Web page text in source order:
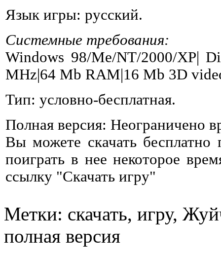
Язык игры: русский.
Системные требования:
Windows 98/Me/NT/2000/XP|
MHz|64 Mb RAM|16 Mb 3D
Тип: условно-бесплатная.
Полная версия: Неограничено
Вы можете скачать
поиграть в нее некоторое
ссылку "Скачать игру"
Метки: скачать, игру,
полная версия